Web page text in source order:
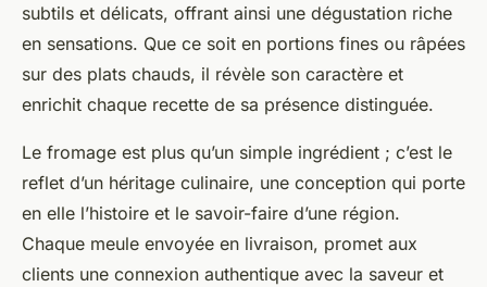
subtils et délicats, offrant ainsi une dégustation riche
en sensations. Que ce soit en portions fines ou râpées
sur des plats chauds, il révèle son caractère et
enrichit chaque recette de sa présence distinguée.
Le fromage est plus qu’un simple ingrédient ; c’est le
reflet d’un héritage culinaire, une conception qui porte
en elle l’histoire et le savoir-faire d’une région.
Chaque meule envoyée en livraison, promet aux
clients une connexion authentique avec la saveur et